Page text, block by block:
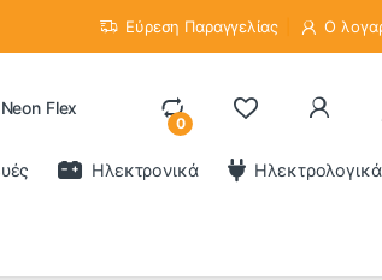
Εύρεση Παραγγελίας Ο
Flex
0
Ηλεκτρονικά Ηλεκτρολογικά